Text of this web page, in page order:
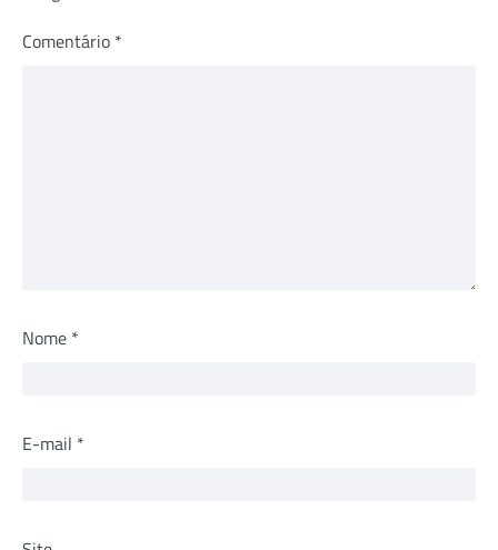
Comentário *
Nome *
E-mail *